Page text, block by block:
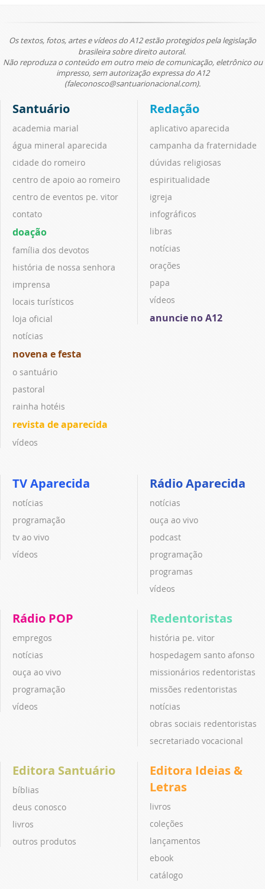
Os textos, fotos, artes e vídeos do A12 estão protegidos pela legislação
brasileira sobre direito autoral.
Não reproduza o conteúdo em outro meio de comunicação, eletrônico ou
impresso, sem autorização expressa do A12
(faleconosco@santuarionacional.com).
Santuário
academia marial
água mineral aparecida
cidade do romeiro
centro de apoio ao romeiro
centro de eventos pe. vitor
contato
doação
família dos devotos
história de nossa senhora
imprensa
locais turísticos
loja oficial
notícias
novena e festa
o santuário
pastoral
rainha hotéis
revista de aparecida
vídeos
Redação
aplicativo aparecida
campanha da fraternidade
dúvidas religiosas
espiritualidade
igreja
infográficos
libras
notícias
orações
papa
vídeos
anuncie no A12
TV Aparecida
notícias
programação
tv ao vivo
vídeos
Rádio Aparecida
notícias
ouça ao vivo
podcast
programação
programas
vídeos
Rádio POP
empregos
notícias
ouça ao vivo
programação
vídeos
Redentoristas
história pe. vitor
hospedagem santo afonso
missionários redentoristas
missões redentoristas
notícias
obras sociais redentoristas
secretariado vocacional
Editora Santuário
bíblias
deus conosco
livros
outros produtos
Editora Ideias &
Letras
livros
coleções
lançamentos
ebook
catálogo